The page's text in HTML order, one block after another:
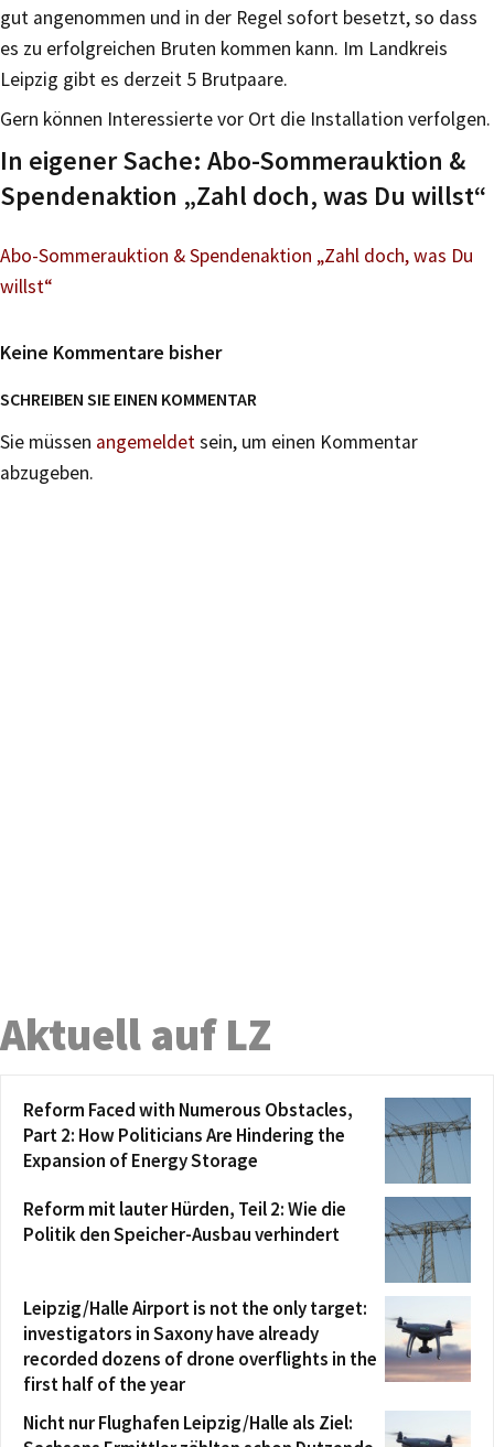
gut angenommen und in der Regel sofort besetzt, so dass
es zu erfolgreichen Bruten kommen kann. Im Landkreis
Leipzig gibt es derzeit 5 Brutpaare.
Gern können Interessierte vor Ort die Installation verfolgen.
In eigener Sache: Abo-Sommerauktion &
Spendenaktion „Zahl doch, was Du willst“
Abo-Sommerauktion & Spendenaktion „Zahl doch, was Du
willst“
Keine Kommentare bisher
SCHREIBEN SIE EINEN KOMMENTAR
Sie müssen angemeldetsein, um einen Kommentar
abzugeben.
Aktuell auf LZ
Reform Faced with Numerous Obstacles,
Part 2: How Politicians Are Hindering the
Expansion of Energy Storage
Reform mit lauter Hürden, Teil 2: Wie die
Politik den Speicher-Ausbau verhindert
Leipzig/Halle Airport is not the only target:
investigators in Saxony have already
recorded dozens of drone overflights in the
first half of the year
Nicht nur Flughafen Leipzig/Halle als Ziel: